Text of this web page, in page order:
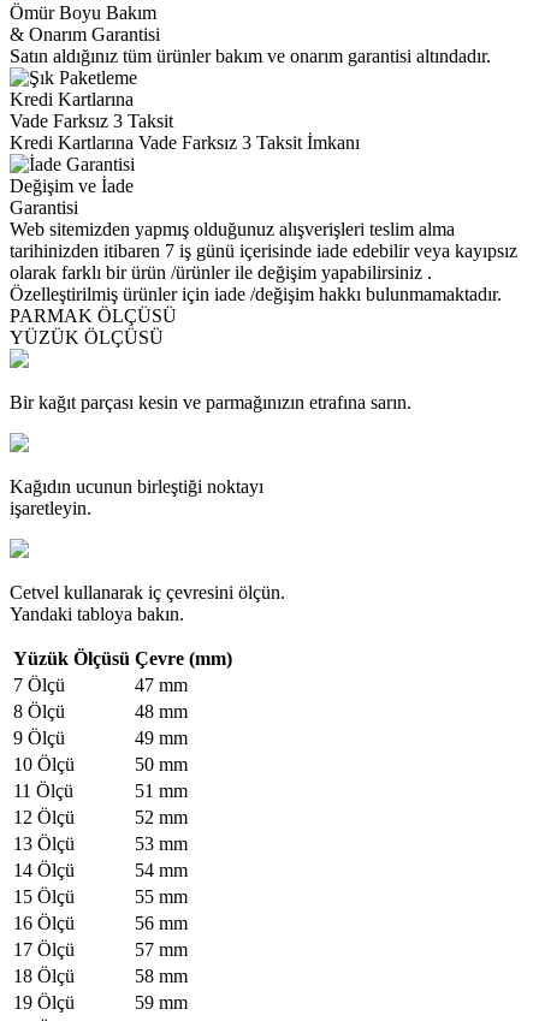
Ömür Boyu Bakım
& Onarım Garantisi
Satın aldığınız tüm ürünler bakım ve onarım garantisi altındadır.
Kredi Kartlarına
Vade Farksız 3 Taksit
Kredi Kartlarına Vade Farksız 3 Taksit İmkanı
Değişim ve İade
Garantisi
Web sitemizden yapmış olduğunuz alışverişleri teslim alma
tarihinizden itibaren 7 iş günü içerisinde iade edebilir veya kayıpsız
olarak farklı bir ürün /ürünler ile değişim yapabilirsiniz .
Özelleştirilmiş ürünler için iade /değişim hakkı bulunmamaktadır.
PARMAK ÖLÇÜSÜ
YÜZÜK ÖLÇÜSÜ
Bir kağıt parçası kesin ve parmağınızın etrafına sarın.
Kağıdın ucunun birleştiği noktayı
işaretleyin.
Cetvel kullanarak iç çevresini ölçün.
Yandaki tabloya bakın.
Yüzük Ölçüsü Çevre (mm)
7 Ölçü
47 mm
8 Ölçü
48 mm
9 Ölçü
49 mm
10 Ölçü
50 mm
11 Ölçü
51 mm
12 Ölçü
52 mm
13 Ölçü
53 mm
14 Ölçü
54 mm
15 Ölçü
55 mm
16 Ölçü
56 mm
17 Ölçü
57 mm
18 Ölçü
58 mm
19 Ölçü
59 mm